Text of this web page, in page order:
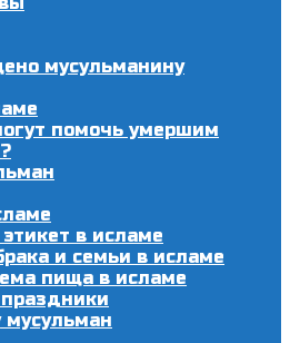
мусульманину
помочь умершим
в исламе
и семьи в исламе
пища в исламе
мусульман